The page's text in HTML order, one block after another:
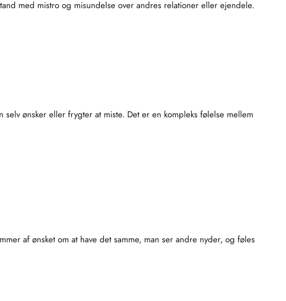
med mistro og misundelse over andres relationer eller ejendele.
ønsker eller frygter at miste. Det er en kompleks følelse mellem
af ønsket om at have det samme, man ser andre nyder, og føles